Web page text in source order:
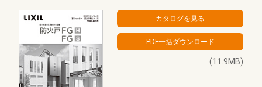
(11.9MB)